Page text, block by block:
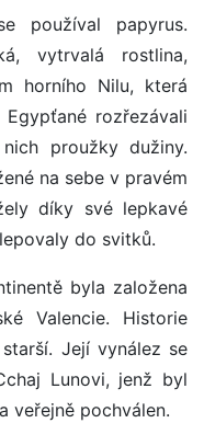
používal papyrus.
vytrvalá rostlina,
horního Nilu, která
rozřezávali
proužky dužiny.
na sebe v pravém
díky své lepkavé
do svitků.
byla založena
Valencie. Historie
Její vynález se
Lunovi, jenž byl
veřejně pochválen.